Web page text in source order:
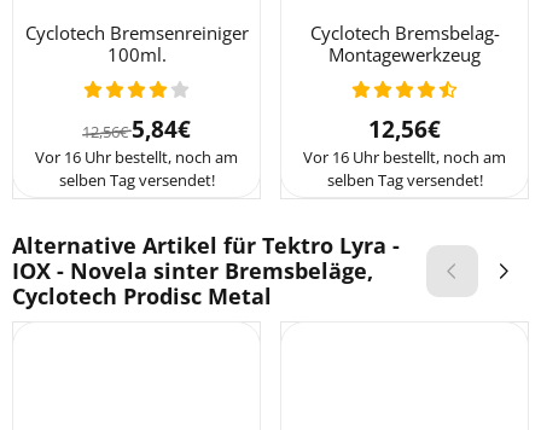
Cyclotech Bremsenreiniger
100ml.
Von 12,56 für 5,84
12,56€5,84€
Vor 16 Uhr bestellt, noch am
selben Tag versendet!
Cyclotech Bremsbelag-
Montagewerkzeug
Preis: 12,56
12,56€
Vor 16 Uhr bestellt, noch am
selben Tag versendet!
Alternative Artikel für Tektro Lyra -
IOX - Novela sinter Bremsbeläge,
Cyclotech Prodisc Metal